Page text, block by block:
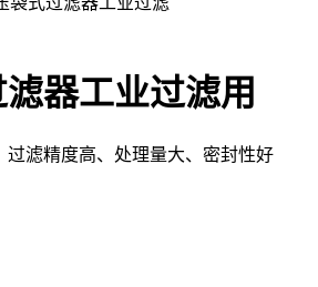
器工业过滤用
过滤精度高、处理量大、密封性好